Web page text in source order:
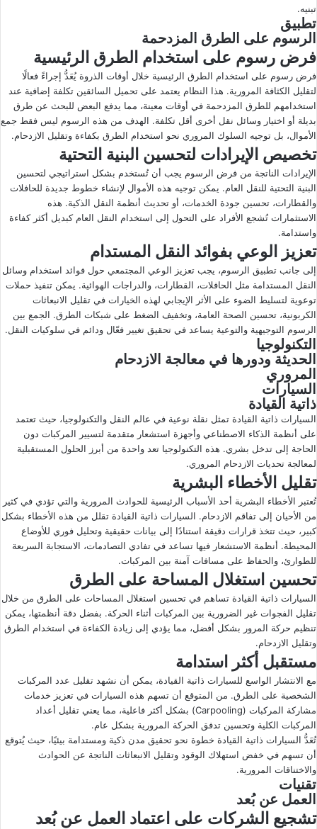
تبنيه.
تطبيق
الرسوم على الطرق المزدحمة
فرض رسوم على استخدام الطرق الرئيسية
فرض رسوم على استخدام الطرق الرئيسية خلال أوقات الذروة يُعَدُّ إجراءً فعالًا
لتقليل الكثافة المرورية. هذا النظام يعتمد على تحميل السائقين تكلفة إضافية عند
استخدامهم للطرق المزدحمة في أوقات معينة، مما يدفع البعض للبحث عن طرق
بديلة أو اختيار وسائل نقل أخرى أقل تكلفة. الهدف من هذه الرسوم ليس فقط جمع
الأموال، بل توجيه السلوك المروري نحو استخدام الطرق بكفاءة وتقليل الازدحام.
تخصيص الإيرادات لتحسين البنية التحتية
الإيرادات الناتجة من فرض الرسوم يجب أن تُستخدم بشكل استراتيجي لتحسين
البنية التحتية للنقل العام. يمكن توجيه هذه الأموال لإنشاء خطوط جديدة للحافلات
والقطارات، تحسين جودة الخدمات، أو تحديث أنظمة النقل الذكية. هذه
الاستثمارات تُشجع الأفراد على التحول إلى استخدام النقل العام كبديل أكثر كفاءة
واستدامة.
تعزيز الوعي بفوائد النقل المستدام
إلى جانب تطبيق الرسوم، يجب تعزيز الوعي المجتمعي حول فوائد استخدام وسائل
النقل المستدامة مثل الحافلات، القطارات، والدراجات الهوائية. يمكن تنفيذ حملات
توعوية لتسليط الضوء على الأثر الإيجابي لهذه الخيارات في تقليل الانبعاثات
الكربونية، تحسين الصحة العامة، وتخفيف الضغط على شبكات الطرق. الجمع بين
الرسوم التوجيهية والتوعية يساعد في تحقيق تغيير فعّال ودائم في سلوكيات النقل.
التكنولوجيا
الحديثة ودورها في معالجة الازدحام
المروري
السيارات
ذاتية القيادة
السيارات ذاتية القيادة تمثل نقلة نوعية في عالم النقل والتكنولوجيا، حيث تعتمد
على أنظمة الذكاء الاصطناعي وأجهزة استشعار متقدمة لتسيير المركبات دون
الحاجة إلى تدخل بشري. هذه التكنولوجيا تعد واحدة من أبرز الحلول المستقبلية
لمعالجة تحديات الازدحام المروري.
تقليل الأخطاء البشرية
تُعتبر الأخطاء البشرية أحد الأسباب الرئيسية للحوادث المرورية والتي تؤدي في كثير
من الأحيان إلى تفاقم الازدحام. السيارات ذاتية القيادة تقلل من هذه الأخطاء بشكل
كبير، حيث تتخذ قرارات دقيقة استنادًا إلى بيانات حقيقية وتحليل فوري للأوضاع
المحيطة. أنظمة الاستشعار فيها تساعد في تفادي التصادمات، الاستجابة السريعة
للطوارئ، والحفاظ على مسافات آمنة بين المركبات.
تحسين استغلال المساحة على الطرق
السيارات ذاتية القيادة تساهم في تحسين استغلال المساحات على الطرق من خلال
تقليل الفجوات غير الضرورية بين المركبات أثناء الحركة. بفضل دقة أنظمتها، يمكن
تنظيم حركة المرور بشكل أفضل، مما يؤدي إلى زيادة الكفاءة في استخدام الطرق
وتقليل الازدحام.
مستقبل أكثر استدامة
مع الانتشار الواسع للسيارات ذاتية القيادة، يمكن أن نشهد تقليل عدد المركبات
الشخصية على الطرق. من المتوقع أن تسهم هذه السيارات في تعزيز خدمات
مشاركة المركبات (Carpooling) بشكل أكثر فاعلية، مما يعني تقليل أعداد
المركبات الكلية وتحسين تدفق الحركة المرورية بشكل عام.
تُعَدُّ السيارات ذاتية القيادة خطوة نحو تحقيق مدن ذكية ومستدامة بيئيًا، حيث يُتوقع
أن تسهم في خفض استهلاك الوقود وتقليل الانبعاثات الناتجة عن الحوادث
والاختناقات المرورية.
تقنيات
العمل عن بُعد
تشجيع الشركات على اعتماد العمل عن بُعد